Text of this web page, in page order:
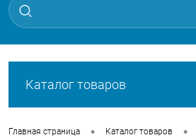
Каталог товаров
Главная страница • Каталог товаров •
Разбейте
без переплат